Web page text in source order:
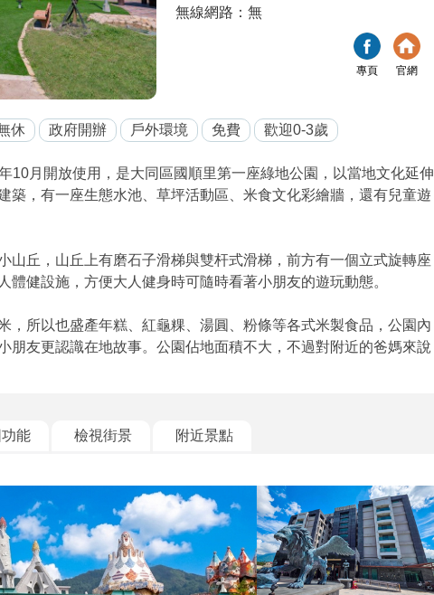
無線網路：無
專頁 官網
休 政府開辦 戶外環境 免費 歡迎0-3歲
10月開放使用，是大同區國順里第一座綠地公園，以當地文化延伸
築，有一座生態水池、草坪活動區、米食文化彩繪牆，還有兒童遊
山丘，山丘上有磨石子滑梯與雙杆式滑梯，前方有一個立式旋轉座
體健設施，方便大人健身時可隨時看著小朋友的遊玩動態。
，所以也盛產年糕、紅龜粿、湯圓、粉條等各式米製食品，公園內
朋友更認識在地故事。公園佔地面積不大，不過對附近的爸媽來說
能 檢視街景 附近景點